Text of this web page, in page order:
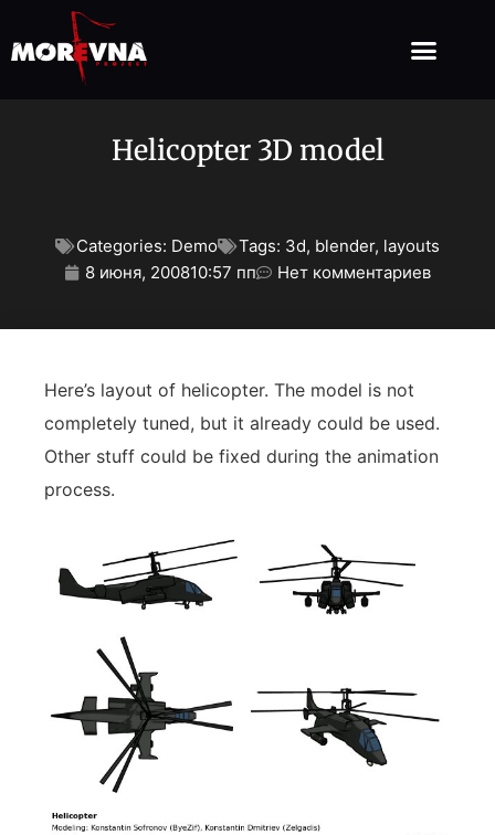
Helicopter 3D model
Categories: Demo Tags: 3d, blender, layouts
8 июня, 200810:57 пп Нет комментариев
Here’s layout of helicopter. The model is not
completely tuned, but it already could be used.
Other stuff could be fixed during the animation
process.